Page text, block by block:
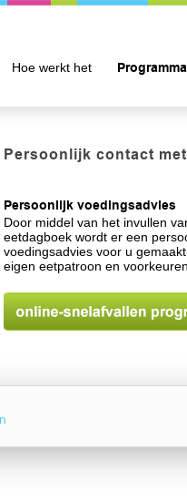
Hoe werkt het Programma
Persoonlijk contact
Persoonlijk voedingsadvies
Door middel van het invullen
eetdagboek wordt er een
voedingsadvies voor u
eigen eetpatroon en voorkeuren.